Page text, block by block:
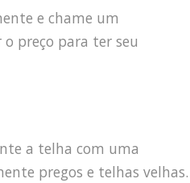
e chame um
preço para ter seu
a telha com uma
pregos e telhas velhas.